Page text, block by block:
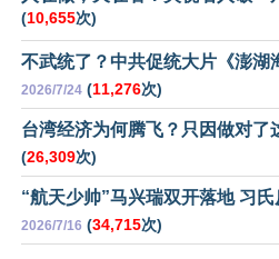
(10,655次)
不武统了？中共促统大片《澎湖
2026/7/24 (11,276次)
台湾经济为何腾飞？只因做对了
(26,309次)
“航天少帅”马兴瑞双开落地 习
2026/7/16 (34,715次)